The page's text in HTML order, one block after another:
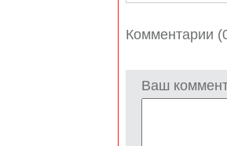
Комментарии
Ваш